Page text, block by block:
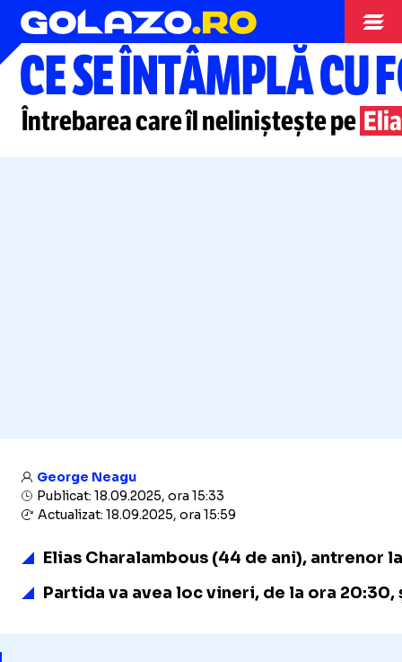
Superliga
CE SE ÎNTÂMPLĂ CU
Întrebarea care îl neliniștește pe
George Neagu
Publicat: 18.09.2025, ora 15:33
Actualizat: 18.09.2025, ora 15:59
Elias Charalambous (44 de ani), antrenor
Partida va avea loc vineri, de la ora 20:30,